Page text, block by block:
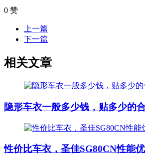
0 赞
上一篇
下一篇
相关文章
隐形车衣一般多少钱，贴多少的
性价比车衣，圣佳SG80CN性能